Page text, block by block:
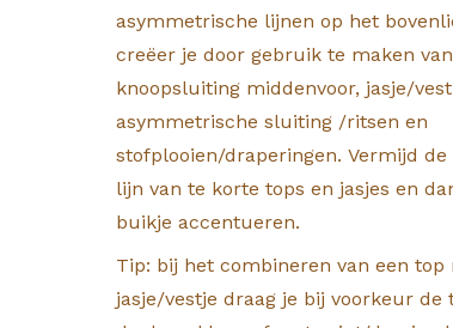
asymmetrische lijnen op het
creëer je door gebruik te maken
knoopsluiting middenvoor, jasje/
asymmetrische sluiting /ritsen en
stofplooien/draperingen. Vermijd
lijn van te korte tops en jasjes en
buikje accentueren.
Tip: bij het combineren van een top
jasje/vestje draag je bij voorkeur de